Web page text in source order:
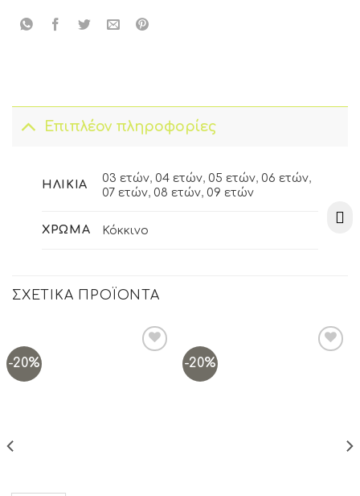
Επιπλέον πληροφορίες
ΗΛΙΚΊΑ 03 ετών, 04 ετών, 05 ετών, 06 ετών,
07 ετών, 08 ετών, 09 ετών
ΧΡΏΜΑ Κόκκινο
ΣΧΕΤΙΚΆ ΠΡΟΪΌΝΤΑ
-20% -20%